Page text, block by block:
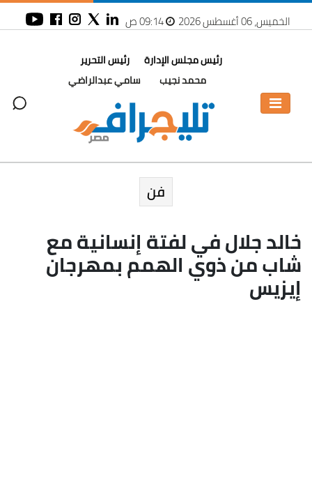
الخميس، 06 أغسطس 2026 09:14 ص
رئيس مجلس الإدارة
محمد نجيب
رئيس التحرير
سامي عبدالراضي
فن
خالد جلال في لفتة إنسانية مع
شاب من ذوي الهمم بمهرجان
إيزيس